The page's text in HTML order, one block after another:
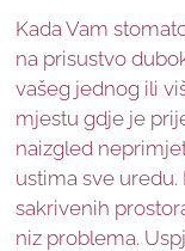
Kada Vam
na prisustvo
vašeg jednog ili
mjestu gdje je
naizgled
ustima sve
sakrivenih
niz problema.